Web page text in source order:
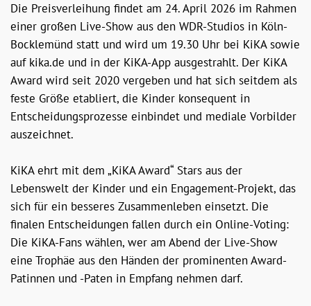
Die Preisverleihung findet am 24. April 2026 im Rahmen
einer großen Live-Show aus den WDR-Studios in Köln-
Bocklemünd statt und wird um 19.30 Uhr bei KiKA sowie
auf kika.de und in der KiKA-App ausgestrahlt. Der KiKA
Award wird seit 2020 vergeben und hat sich seitdem als
feste Größe etabliert, die Kinder konsequent in
Entscheidungsprozesse einbindet und mediale Vorbilder
auszeichnet.
KiKA ehrt mit dem „KiKA Award“ Stars aus der
Lebenswelt der Kinder und ein Engagement-Projekt, das
sich für ein besseres Zusammenleben einsetzt. Die
finalen Entscheidungen fallen durch ein Online-Voting:
Die KiKA-Fans wählen, wer am Abend der Live-Show
eine Trophäe aus den Händen der prominenten Award-
Patinnen und -Paten in Empfang nehmen darf.